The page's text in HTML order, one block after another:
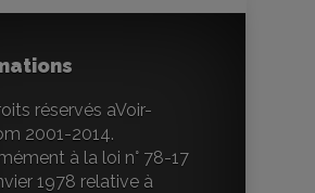
réservés aVoir-
2001-2014.
à la loi n° 78-17
1978 relative à